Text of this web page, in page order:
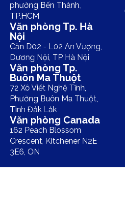
phường Bến Thành,
TP.HCM
Văn phòng Tp. Hà
Nội
Căn D02 - L02 An Vượng,
Dương Nội, TP Hà Nội
Văn phòng Tp.
Buôn Ma Thuột
72 Xô Viết Nghệ Tĩnh,
Phường Buôn Ma Thuột,
Tỉnh Đắk Lắk
Văn phòng Canada
162 Peach Blossom
Crescent, Kitchener N2E
3E6, ON